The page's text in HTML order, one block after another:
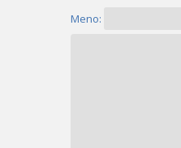
Meno: